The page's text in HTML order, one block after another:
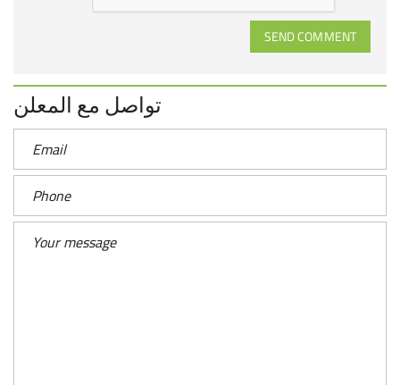
SEND COMMENT
تواصل مع المعلن